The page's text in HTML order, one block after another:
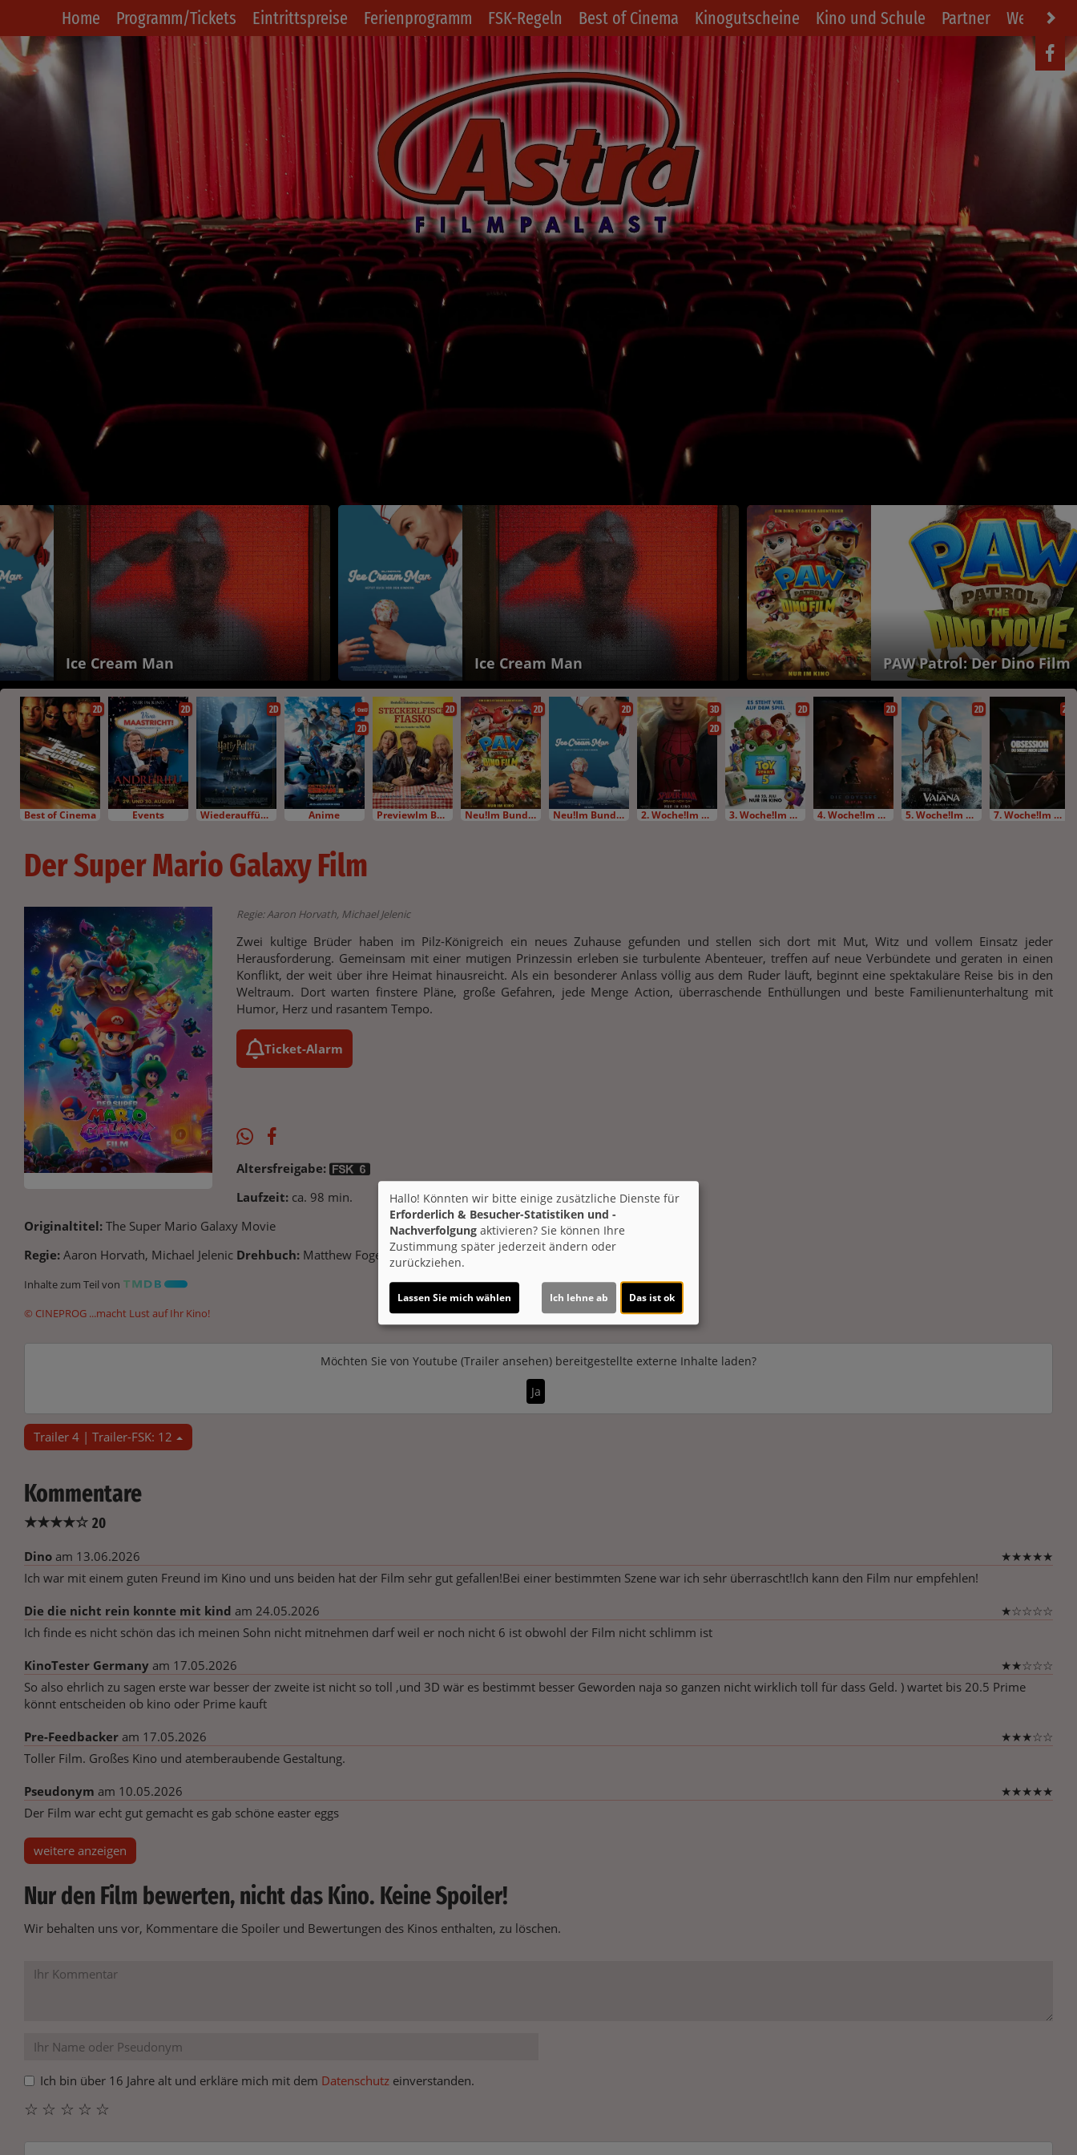
Home Programm/Tickets Eintrittspreise Ferienprogramm FSK-Regeln Best of Cinema Kinogutscheine Kino und Schule Partner Werbung
Ice Cream Man
Ice Cream Man PAW Patrol: Der Dino Film
2D
Best of Cinema
2D
Events
2D
Wiederaufführung
OmU
2D
Anime
2D
PreviewIm Bundesstart
2D
Neu!Im Bundesstart
2D
Neu!Im Bundesstart
3D
2D
2. Woche!Im Bundesstart
2D
3. Woche!Im Bundesstart
2D
4. Woche!Im Bundesstart
2D
5. Woche!Im Bundesstart
2D
7. Woche!Im Bundesstart
Der Super Mario Galaxy Film
Regie: Aaron Horvath, Michael Jelenic
Zwei kultige Brüder haben im Pilz-Königreich ein neues Zuhause gefunden und stellen sich dort mit Mut, Witz und vollem Einsatz jeder
Herausforderung. Gemeinsam mit einer mutigen Prinzessin erleben sie turbulente Abenteuer, treffen auf neue Verbündete und geraten in einen
Konflikt, der weit über ihre Heimat hinausreicht. Als ein besonderer Anlass völlig aus dem Ruder läuft, beginnt eine spektakuläre Reise bis in den
Weltraum. Dort warten finstere Pläne, große Gefahren, jede Menge Action, überraschende Enthüllungen und beste Familienunterhaltung mit
Humor, Herz und rasantem Tempo.
Ticket-Alarm
Altersfreigabe:
Laufzeit: ca. 98 min.
Originaltitel: The Super Mario Galaxy Movie
Regie: Aaron Horvath, Michael Jelenic Drehbuch: Matthew Fogel Genre: Animation Land: USA 2026 Verleih:
Inhalte zum Teil von
© CINEPROG ...macht Lust auf Ihr Kino!
Möchten Sie von Youtube (Trailer ansehen) bereitgestellte externe Inhalte laden?
Ja
Trailer 4 | Trailer-FSK: 12
Kommentare
★★★★☆ 20
Dino am 13.06.2026 ★★★★★
Ich war mit einem guten Freund im Kino und uns beiden hat der Film sehr gut gefallen!Bei einer bestimmten Szene war ich sehr überrascht!Ich kann den Film nur empfehlen!
Die die nicht rein konnte mit kind am 24.05.2026 ★☆☆☆☆
Ich finde es nicht schön das ich meinen Sohn nicht mitnehmen darf weil er noch nicht 6 ist obwohl der Film nicht schlimm ist
KinoTester Germany am 17.05.2026 ★★☆☆☆
So also ehrlich zu sagen erste war besser der zweite ist nicht so toll ,und 3D wär es bestimmt besser Geworden naja so ganzen nicht wirklich toll für dass Geld. ) wartet bis 20.5 Prime
könnt entscheiden ob kino oder Prime kauft
Pre-Feedbacker am 17.05.2026 ★★★☆☆
Toller Film. Großes Kino und atemberaubende Gestaltung.
Pseudonym am 10.05.2026 ★★★★★
Der Film war echt gut gemacht es gab schöne easter eggs
weitere anzeigen
Nur den Film bewerten, nicht das Kino. Keine Spoiler!
Wir behalten uns vor, Kommentare die Spoiler und Bewertungen des Kinos enthalten, zu löschen.
Ich bin über 16 Jahre alt und erkläre mich mit dem Datenschutz einverstanden.
☆
☆
☆
☆
☆
Hallo! Könnten wir bitte einige zusätzliche Dienste für
Erforderlich & Besucher-Statistiken und -
Nachverfolgung aktivieren? Sie können Ihre
Zustimmung später jederzeit ändern oder
zurückziehen.
Lassen Sie mich wählen Ich lehne ab Das ist ok